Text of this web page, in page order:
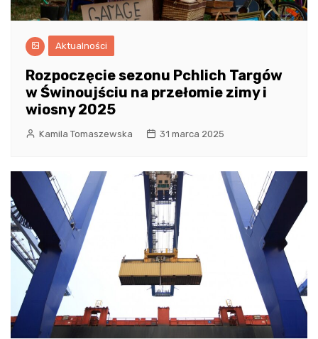
Aktualności
Rozpoczęcie sezonu Pchlich Targów
w Świnoujściu na przełomie zimy i
wiosny 2025
Kamila Tomaszewska 31 marca 2025